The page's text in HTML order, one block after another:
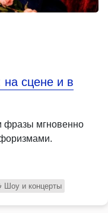
на сцене и в
фразы мгновенно
Шоу и концерты